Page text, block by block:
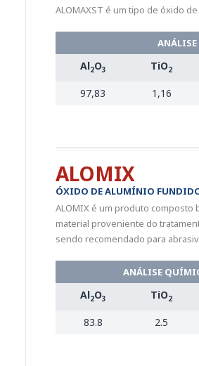
ALOMAXST é um tipo de óxido
Al2O3 TiO2
97,83
1,16
ALOMIX
ÓXIDO DE ALUMÍNIO
ALOMIX é um produto
material proveniente do
sendo recomendado para
ANÁLISE
Al2O3 TiO2
83.8 2.5